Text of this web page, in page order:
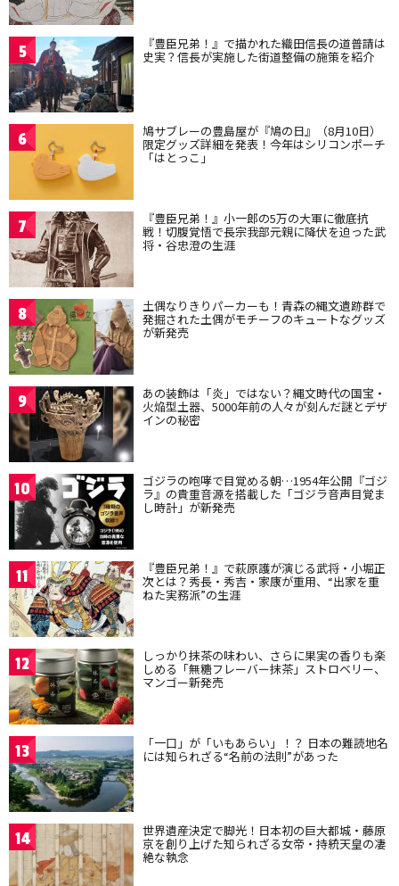
5 『豊臣兄弟！』で描かれた織田信長の道普請は
史実？信長が実施した街道整備の施策を紹介
6 鳩サブレーの豊島屋が『鳩の日』（8月10日）
限定グッズ詳細を発表！今年はシリコンポーチ
「はとっこ」
7 『豊臣兄弟！』小一郎の5万の大軍に徹底抗
戦！切腹覚悟で長宗我部元親に降伏を迫った武
将・谷忠澄の生涯
8 土偶なりきりパーカーも！青森の縄文遺跡群で
発掘された土偶がモチーフのキュートなグッズ
が新発売
9 あの装飾は「炎」ではない？縄文時代の国宝・
火焔型土器、5000年前の人々が刻んだ謎とデザ
インの秘密
10 ゴジラの咆哮で目覚める朝…1954年公開『ゴジ
ラ』の貴重音源を搭載した「ゴジラ音声目覚ま
し時計」が新発売
11 『豊臣兄弟！』で萩原護が演じる武将・小堀正
次とは？秀長・秀吉・家康が重用、“出家を重
ねた実務派”の生涯
12 しっかり抹茶の味わい、さらに果実の香りも楽
しめる「無糖フレーバー抹茶」ストロベリー、
マンゴー新発売
13 「一口」が「いもあらい」！？ 日本の難読地名
には知られざる“名前の法則”があった
14 世界遺産決定で脚光！日本初の巨大都城・藤原
京を創り上げた知られざる女帝・持統天皇の凄
絶な執念